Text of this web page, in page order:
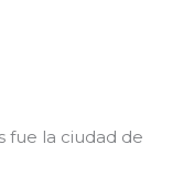
fue la ciudad de